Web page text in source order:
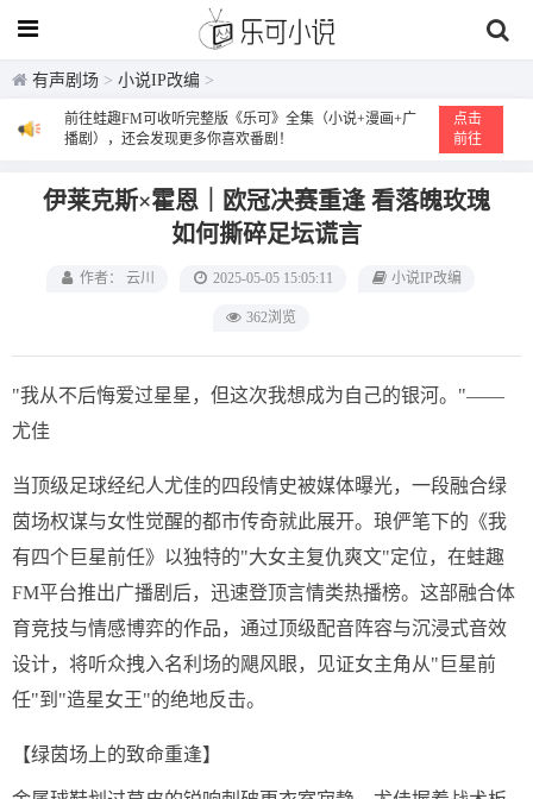
有声剧场 > 小说IP改编 >
前往蛙趣FM可收听完整版《乐可》全集（小说+漫画+广
播剧），还会发现更多你喜欢番剧！
点击
前往
伊莱克斯×霍恩｜欧冠决赛重逢 看落魄玫瑰
如何撕碎足坛谎言
作者： 云川 2025-05-05 15:05:11 小说IP改编
362浏览
"我从不后悔爱过星星，但这次我想成为自己的银河。"——
尤佳
当顶级足球经纪人尤佳的四段情史被媒体曝光，一段融合绿
茵场权谋与女性觉醒的都市传奇就此展开。琅俨笔下的《我
有四个巨星前任》以独特的"大女主复仇爽文"定位，在蛙趣
FM平台推出广播剧后，迅速登顶言情类热播榜。这部融合体
育竞技与情感博弈的作品，通过顶级配音阵容与沉浸式音效
设计，将听众拽入名利场的飓风眼，见证女主角从"巨星前
任"到"造星女王"的绝地反击。
【绿茵场上的致命重逢】